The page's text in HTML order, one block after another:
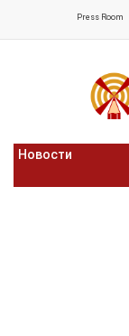
Press Room
Новости